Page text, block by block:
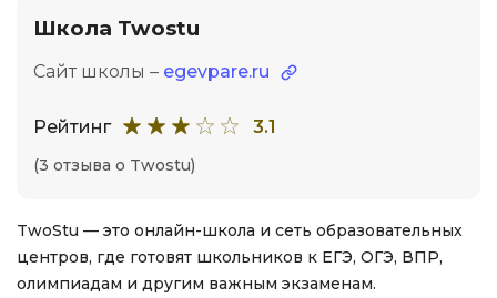
Школа Twostu
Сайт школы – egevpare.ru
Рейтинг 3.1
(3 отзыва о Twostu)
TwoStu — это онлайн-школа и сеть образовательных
центров, где готовят школьников к ЕГЭ, ОГЭ, ВПР,
олимпиадам и другим важным экзаменам.